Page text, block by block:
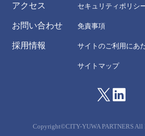
アクセス
お問い合わせ
採用情報
セキュリティポリシ
免責事項
サイトのご利用にあ
サイトマップ
Copyright©CITY-YUWA PARTNERS All